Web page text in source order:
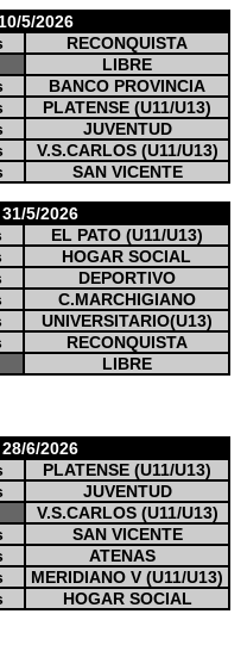
5/2026
RECONQUISTA
LIBRE
BANCO PROVINCIA
PLATENSE (U11/U13)
JUVENTUD
V.S.CARLOS (U11/U13)
SAN VICENTE
5/2026
EL PATO (U11/U13)
HOGAR SOCIAL
DEPORTIVO
C.MARCHIGIANO
UNIVERSITARIO(U13)
RECONQUISTA
LIBRE
6/2026
PLATENSE (U11/U13)
JUVENTUD
V.S.CARLOS (U11/U13)
SAN VICENTE
ATENAS
MERIDIANO V (U11/U13)
HOGAR SOCIAL